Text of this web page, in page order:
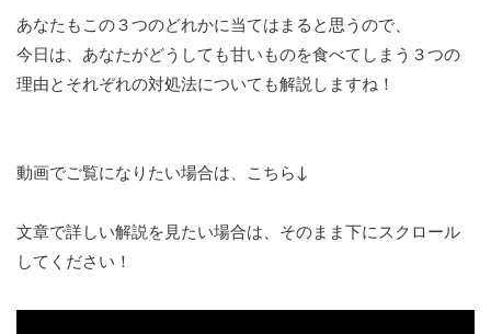
あなたもこの３つのどれかに当てはまると思うので、
今日は、あなたがどうしても甘いものを食べてしまう３つの
理由とそれぞれの対処法についても解説しますね！
動画でご覧になりたい場合は、こちら↓
文章で詳しい解説を見たい場合は、そのまま下にスクロール
してください！